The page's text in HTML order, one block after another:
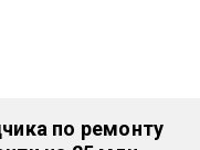
по ремонту